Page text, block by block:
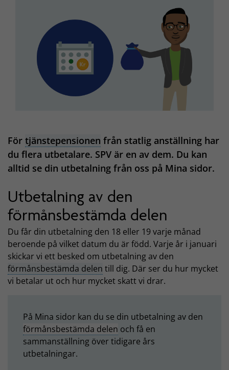
För tjänstepensionen från statlig anställning har
du flera utbetalare. SPV är en av dem. Du kan
alltid se din utbetalning från oss på Mina sidor.
Utbetalning av den
förmånsbestämda delen
Du får din utbetalning den 18 eller 19 varje månad
beroende på vilket datum du är född. Varje år i januari
skickar vi ett besked om utbetalning av den
förmånsbestämda delen till dig. Där ser du hur mycket
vi betalar ut och hur mycket skatt vi drar.
På Mina sidor kan du se din utbetalning av den
förmånsbestämda delen och få en
sammanställning över tidigare års
utbetalningar.